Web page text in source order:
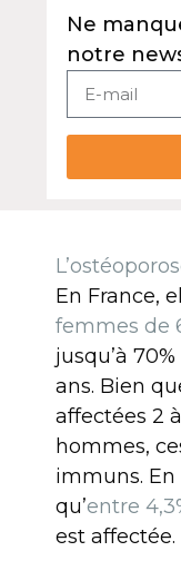
Ne
notre
En France,
femmes de
jusqu’à
ans. Bien
affectées 2
hommes,
immuns.
qu’entre
est affectée.